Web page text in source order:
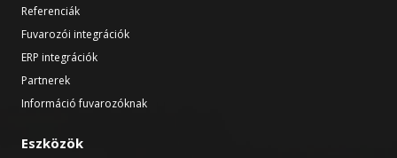
Referenciák
Fuvarozói integrációk
ERP integrációk
Partnerek
Információ fuvarozóknak
Eszközök